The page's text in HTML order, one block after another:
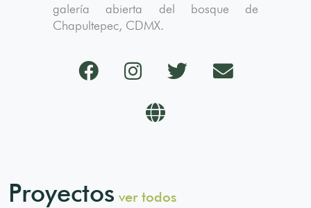
galería abierta del bosque de
Chapultepec, CDMX.
Proyectos ver todos